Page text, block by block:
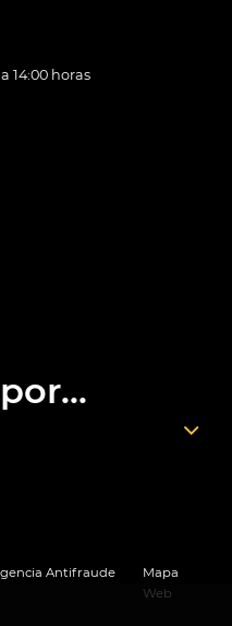
14:00 horas
Antifraude
Mapa
Web